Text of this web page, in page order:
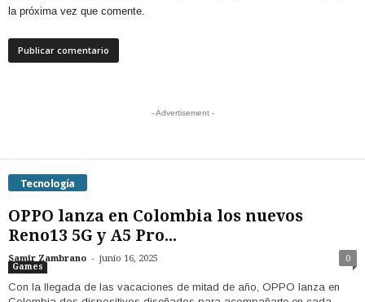
la próxima vez que comente.
- Advertisement -
Tecnología
OPPO lanza en Colombia los nuevos
Reno13 5G y A5 Pro...
Samir Zambrano - junio 16, 2025 0
Games
Con la llegada de las vacaciones de mitad de año, OPPO lanza en